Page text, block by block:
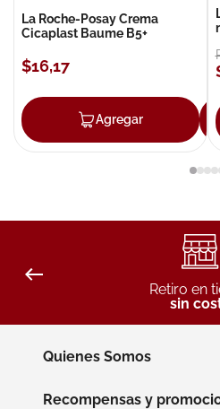
La Roche-Posay Crema
Cicaplast Baume B5+
$16,17
Agregar
Retiro en
sin
Quienes Somos
Recompensas y